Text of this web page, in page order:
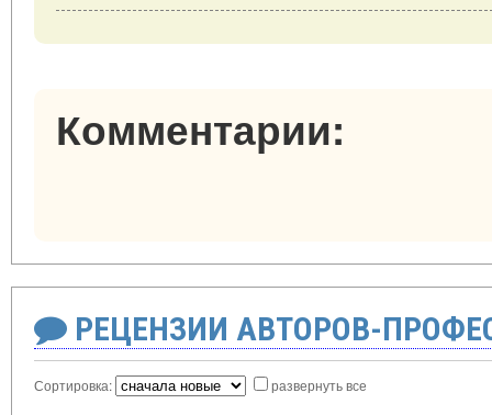
Комментарии:
РЕЦЕНЗИИ АВТОРОВ-
Сортировка: развернуть все